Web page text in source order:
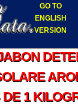
GO TO
ENGLISH
VERSION
1